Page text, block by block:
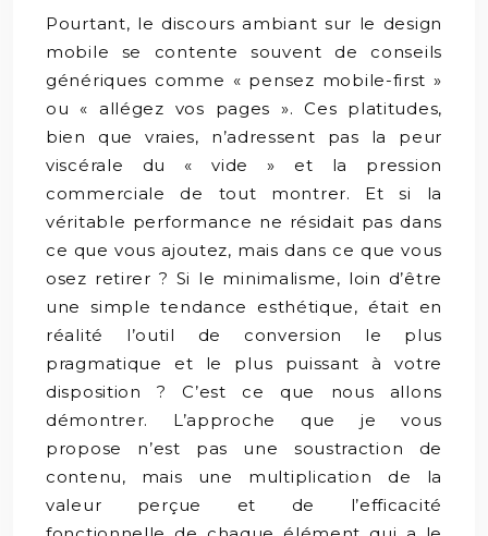
Pourtant, le discours ambiant sur le design
mobile se contente souvent de conseils
génériques comme « pensez mobile-first »
ou « allégez vos pages ». Ces platitudes,
bien que vraies, n’adressent pas la peur
viscérale du « vide » et la pression
commerciale de tout montrer. Et si la
véritable performance ne résidait pas dans
ce que vous ajoutez, mais dans ce que vous
osez retirer ? Si le minimalisme, loin d’être
une simple tendance esthétique, était en
réalité l’outil de conversion le plus
pragmatique et le plus puissant à votre
disposition ? C’est ce que nous allons
démontrer. L’approche que je vous
propose n’est pas une soustraction de
contenu, mais une multiplication de la
valeur perçue et de l’efficacité